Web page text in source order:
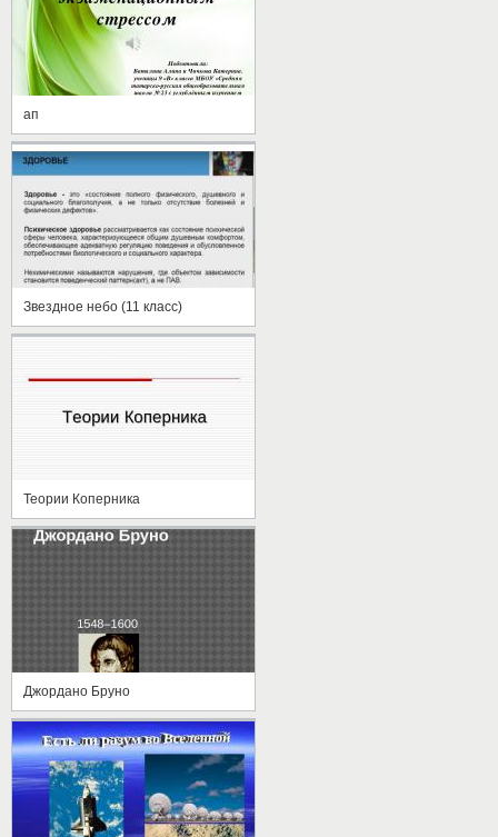
ап
Звездное небо (11 класс)
Теории Коперника
Джордано Бруно